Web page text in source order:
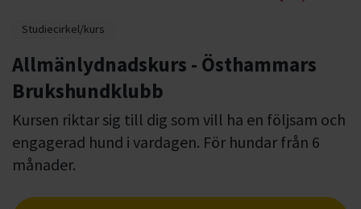
Studiecirkel/kurs
Allmänlydnadskurs - Östhammars
Brukshundklubb
Kursen riktar sig till dig som vill ha en följsam och
engagerad hund i vardagen. För hundar från 6
månader.